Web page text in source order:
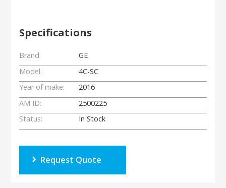
Specifications
Brand:
GE
Model:
4C-SC
Year of make:
2016
AM ID:
2500225
Status:
In Stock
Request Quote